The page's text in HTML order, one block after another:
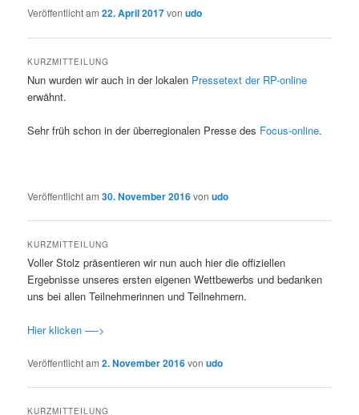
Veröffentlicht am22. April 2017vonudo
KURZMITTEILUNG
Nun wurden wir auch in der lokalen Pressetext der RP-online
erwähnt.
Sehr früh schon in der überregionalen Presse des Focus-online.
Veröffentlicht am30. November 2016vonudo
KURZMITTEILUNG
Voller Stolz präsentieren wir nun auch hier die offiziellen
Ergebnisse unseres ersten eigenen Wettbewerbs und bedanken
uns bei allen Teilnehmerinnen und Teilnehmern.
Hier klicken —->
Veröffentlicht am2. November 2016vonudo
KURZMITTEILUNG